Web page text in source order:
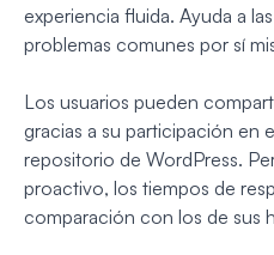
experiencia fluida. Ayuda a
problemas comunes por sí
Los usuarios pueden
gracias a su participación en
repositorio de WordPress.
proactivo, los tiempos de
comparación con los de sus